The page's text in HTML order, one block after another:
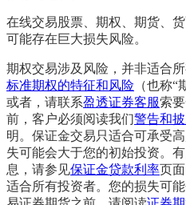
在线交易股票、期权、期货、
可能存在巨大损失风险。
期权交易涉及风险，并非适合
标准期权的特征和风险 （也称“
或者，请联系盈透证券客服索
前，客户必须阅读我们警告和
明。保证金交易只适合可承受
失可能会大于您的初始投资。
息，请参见保证金贷款利率页
适合所有投资者。您的损失可